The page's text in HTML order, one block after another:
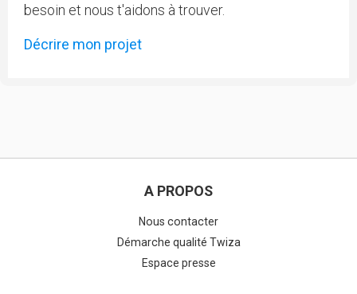
besoin et nous t'aidons à trouver.
Décrire mon projet
A PROPOS
Nous contacter
Démarche qualité Twiza
Espace presse